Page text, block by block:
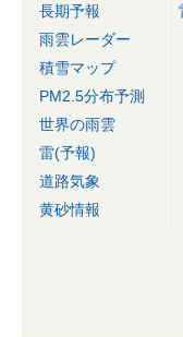
長期予報
雨雲レーダー
積雪マップ
PM2.5分布予測
世界の雨雲
雷(予報)
道路気象
黄砂情報